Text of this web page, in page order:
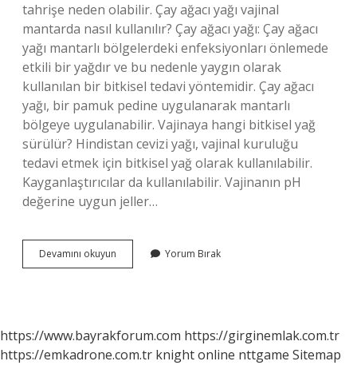
tahrişe neden olabilir. Çay ağacı yağı vajinal
mantarda nasıl kullanılır? Çay ağacı yağı: Çay ağacı
yağı mantarlı bölgelerdeki enfeksiyonları önlemede
etkili bir yağdır ve bu nedenle yaygın olarak
kullanılan bir bitkisel tedavi yöntemidir. Çay ağacı
yağı, bir pamuk pedine uygulanarak mantarlı
bölgeye uygulanabilir. Vajinaya hangi bitkisel yağ
sürülür? Hindistan cevizi yağı, vajinal kuruluğu
tedavi etmek için bitkisel yağ olarak kullanılabilir.
Kayganlaştırıcılar da kullanılabilir. Vajinanın pH
değerine uygun jeller…
Devamını okuyun
Ağacı
Mü
Yorum Bırak
https://www.bayrakforum.com https://girginemlak.com.tr
https://emkadrone.com.tr knight online nttgame Sitemap